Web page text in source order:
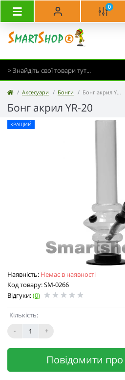
0
Аксесуари Бонги Бонг акрил YR-20
Бонг акрил YR-20
Наявність: Немає в наявності
Код товару: SM-0266
Відгуки:(0)
КРАЩИЙ
Кількість:
-
+
Повідомити про